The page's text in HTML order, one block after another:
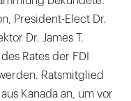
President-Elect Dr.
Dr. James T.
Rates der FDI
Ratsmitglied
Kanada an, um vor